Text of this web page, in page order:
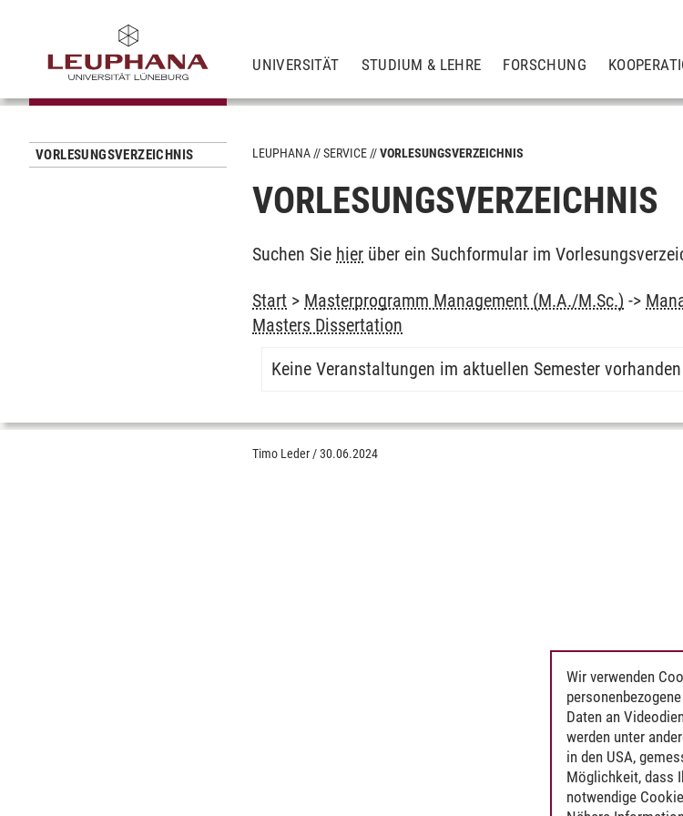
UNIVERSITÄT STUDIUM & LEHRE FORSCHUNG
VORLESUNGSVERZEICHNIS LEUPHANA SERVICE VORLESUNGSVERZEICHNIS
VORLESUNGSVERZEICHNIS
Suchen Sie hier über ein Suchformular im
Start > Masterprogramm Management (M.A./M.Sc.) ->
Masters Dissertation
Keine Veranstaltungen im aktuellen Semester vorhanden
Timo Leder /30.06.2024
Wir verwenden
Daten an
werden unter
in den USA,
Möglichkeit, dass
notwendige